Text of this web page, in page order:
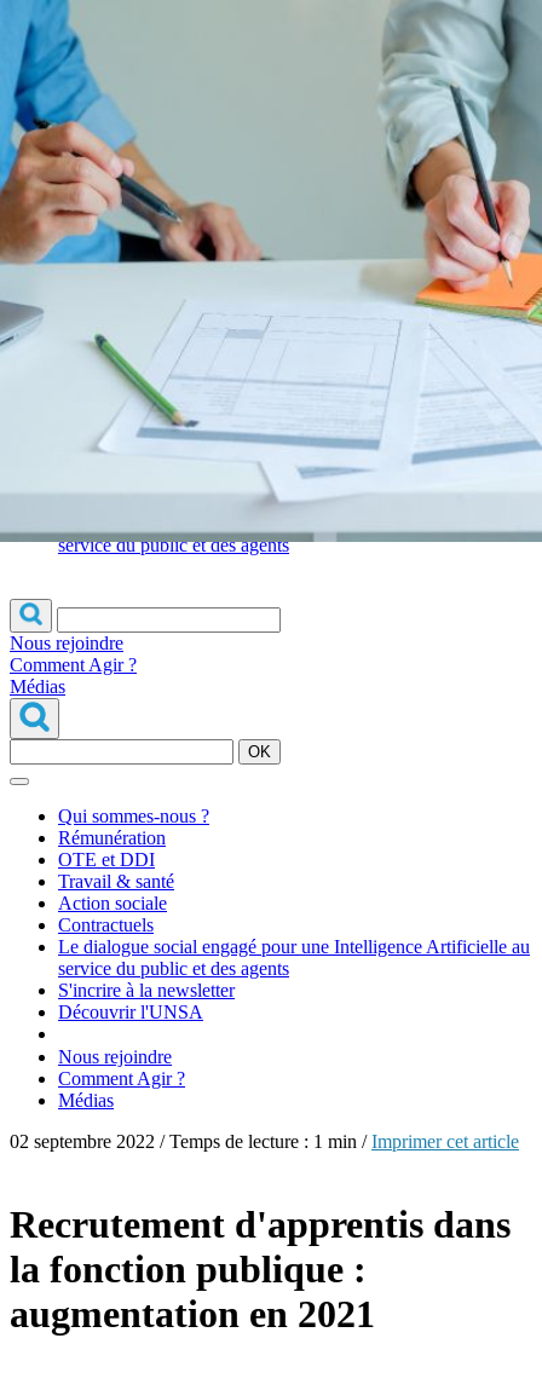
Qui
sommes-
nous ?
S'inscrire à
la
newsletter
l'UNSA
OTE et DDI
Travail & santé
Action sociale
service du public et des agents
Nous rejoindre
Comment Agir ?
Médias
OK
Qui sommes-nous ?
Rémunération
OTE et DDI
Travail & santé
Action sociale
Contractuels
Le dialogue social engagé pour une Intelligence Artificielle au
service du public et des agents
S'incrire à la newsletter
Découvrir l'UNSA
Nous rejoindre
Comment Agir ?
Médias
02 septembre 2022 / Temps de lecture : 1 min /Imprimer cet article
Recrutement d'apprentis dans
la fonction publique :
augmentation en 2021